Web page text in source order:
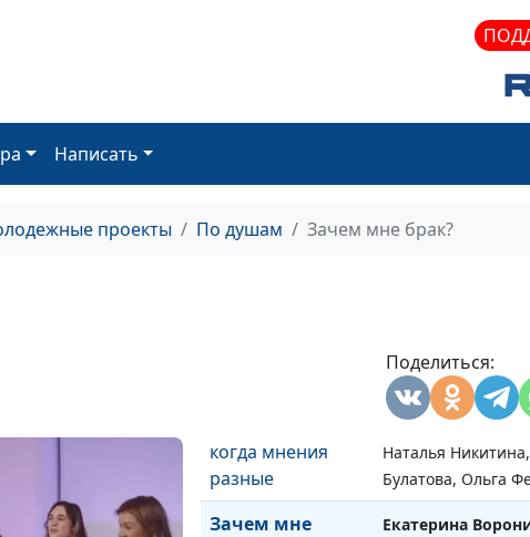
Написать
проекты По душам Зачем мне брак?
Поделиться:
Екатерина
Мария
Наталья
Булатова, Ольга
это?
Булатова, Ольга
Булатова, Ольга
когда мнения
разные
Екатерина
Мария
Наталья
Булатова, Ольга
Зачем мне
Екатерина